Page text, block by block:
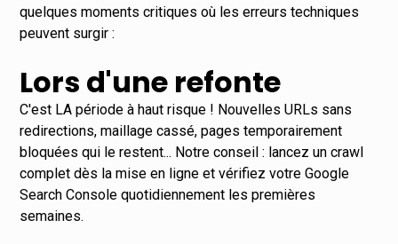
quelques moments critiques où les erreurs techniques
peuvent surgir :
Lors d'une refonte
C'est LA période à haut risque ! Nouvelles URLs sans
redirections, maillage cassé, pages temporairement
bloquées qui le restent... Notre conseil : lancez un crawl
complet dès la mise en ligne et vérifiez votre Google
Search Console quotidiennement les premières
semaines.